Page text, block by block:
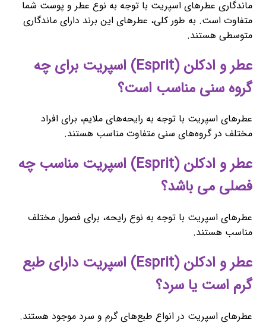
ماندگاری عطرهای اسپریت با توجه به نوع عطر و پوست شما
متفاوت است. به طور کلی، عطرهای این برند دارای ماندگاری
متوسطی هستند.
عطر و ادکلن (Esprit) اسپریت برای چه
گروه سنی مناسب است؟
عطرهای اسپریت با توجه به رایحه‌های ملایم، برای افراد
مختلف در گروه‌های سنی متفاوت مناسب هستند.
عطر و ادکلن (Esprit) اسپریت مناسب چه
فصلی می باشد؟
عطرهای اسپریت با توجه به نوع رایحه، برای فصول مختلف
مناسب هستند.
عطر و ادکلن (Esprit) اسپریت دارای طبع
گرم است یا سرد؟
عطرهای اسپریت در انواع طبع‌های گرم و سرد موجود هستند.